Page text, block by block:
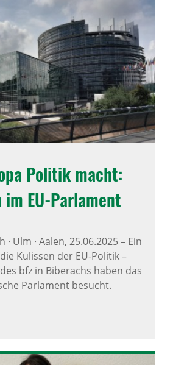
Politik macht:
im EU-Parla­ment
Ulm · Aalen, 25.06.2025– Ein
Kulissen der EU-Politik –
bfz in Biberachs haben das
Parlament besucht.